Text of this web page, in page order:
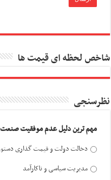
شاخص لحظه ای قیمت ها
نظرسنجی
مهم ترین دلیل عدم موفقیت صنعت
دخالت دولت و قیمت گذاری
مدیریت سیاسی و ناکارآمد